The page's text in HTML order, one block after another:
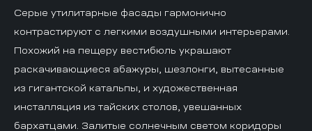
Серые утилитарные фасады гармонично
контрастируют с легкими воздушными интерьерами.
Похожий на пещеру вестибюль украшают
раскачивающиеся абажуры, шезлонги, вытесанные
из гигантской катальпы, и художественная
инсталляция из тайских столов, увешанных
бархатцами. Залитые солнечным светом коридоры